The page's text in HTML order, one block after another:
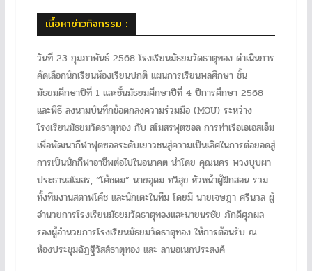
เนื้อหาข่าวกิจกรรม :
วันที่ 23 กุมภาพันธ์ 2568 โรงเรียนมัธยมวัดธาตุทอง ดำเนินการ
คัดเลือกนักเรียนห้องเรียนปกติ แผนการเรียนพลศึกษา ชั้น
มัธยมศึกษาปีที่ 1 และชั้นมัธยมศึกษาปีที่ 4 ปีการศึกษา 2568
และพิธี ลงนามบันทึกข้อตกลงความร่วมมือ (MOU) ระหว่าง
โรงเรียนมัธยมวัดธาตุทอง กับ สโมสรฟุตซอล การท่าเรือเอเอสเอ็ม
เพื่อพัฒนากีฬาฟุตซอลระดับเยาวชนสู่ความเป็นเลิศในการต่อยอดสู่
การเป็นนักกีฬาอาชีพต่อไปในอนาคต นำโดย คุณนคร พวงบุบผา
ประธานสโมสร, “โค้ชดม” นายอุดม ทวีสุข หัวหน้าผู้ฝึกสอน รวม
ทั้งทีมงานสตาฟโค้ช และนักเตะในทีม โดยมี นายเจษฎา ศรีนวล ผู้
อำนวยการโรงเรียนมัธยมวัดธาตุทองและนายนรชัย ภักดีศุภผล
รองผู้อำนวยการโรงเรียนมัธยมวัดธาตุทอง ให้การต้อนรับ ณ
ห้องประชุมฉัฏฐีวัสส์ธาตุทอง และ ลานอเนกประสงค์